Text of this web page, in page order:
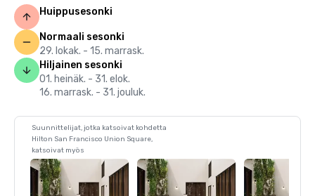
Huippusesonki
Normaali sesonki
29. lokak. - 15. marrask.
Hiljainen sesonki
01. heinäk. - 31. elok.
16. marrask. - 31. jouluk.
Suunnittelijat, jotka katsoivat kohdetta
Hilton San Francisco Union Square,
katsoivat myös